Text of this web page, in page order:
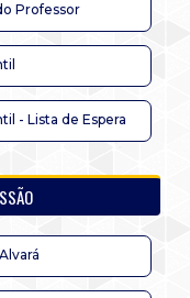
Professor
- Lista de Espera